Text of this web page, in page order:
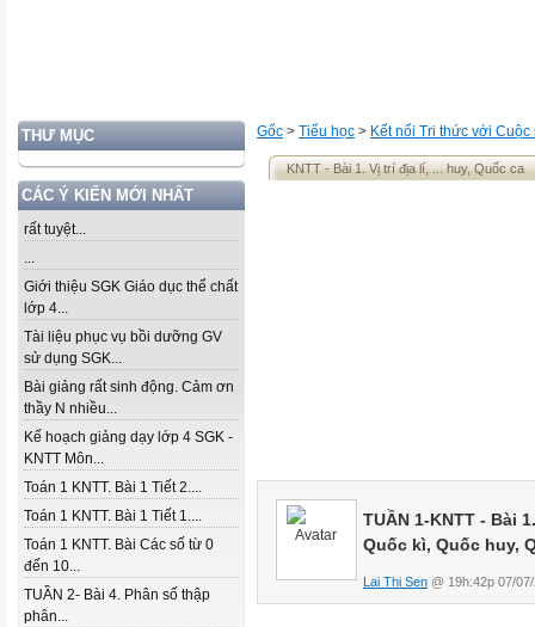
THƯ MỤC
CÁC Ý KIẾN MỚI NHẤT
rất tuyệt...
...
Giới thiệu SGK Giáo dục thể chất
lớp 4...
Tài liệu phục vụ bồi dưỡng GV
sử dụng SGK...
Bài giảng rất sinh động. Cảm ơn
thầy N nhiều...
Kế hoạch giảng dạy lớp 4 SGK -
KNTT Môn...
Toán 1 KNTT. Bài 1 Tiết 2....
Toán 1 KNTT. Bài 1 Tiết 1....
Toán 1 KNTT. Bài Các số từ 0
đến 10...
TUẦN 2- Bài 4. Phân số thập
phân...
Gốc > Tiểu học > Kết nối Tri thức với Cuộc
KNTT - Bài 1. Vị trí địa lí, ... huy, Quốc ca
TUẦN 1-KNTT - Bài
Quốc kì, Quốc huy,
Lai Thi Sen @ 19h:42p 07/